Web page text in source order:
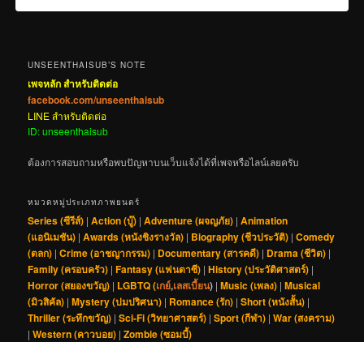
UNSEENTHAISUB’S NOTE
เพจหลัก สำหรับติดต่อ
facebook.com/unseenthaisub
LINE สำหรับติดต่อ
ID: unseenthaisub
ต้องการสอบถามหรือพบปัญหาบนเว็บแจ้งได้ที่เพจหรือไลน์เลยครับ
หมวดหมู่ประเภทภาพยนตร์
Series (ซีรีส์) |Action (บู๊) |Adventure (ผจญภัย) |Animation
(แอนิเมชัน) |Awards (หนังชิงรางวัล) | Biography (ชีวประวัติ) |Comedy
(ตลก) |Crime (อาชญากรรม) | Documentary (สารคดี) | Drama (ชีวิต) |
Family (ครอบครัว) |Fantasy (แฟนตาซี) |History (ประวัติศาสตร์) |
Horror (สยองขวัญ) | LGBTQ (เกย์,เลสเบี้ยน) |Music (เพลง) |Musical
(มิวสิคัล) |Mystery (ปมปริศนา) | Romance (รัก) |Short (หนังสั้น) |
Thriller (ระทึกขวัญ) |Sci-Fi (วิทยาศาสตร์) |Sport (กีฬา) |War (สงคราม)
|Western (คาวบอย) |Zombie (ซอมบี้)